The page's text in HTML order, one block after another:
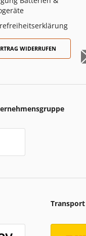
WIDERRUFEN
Transport